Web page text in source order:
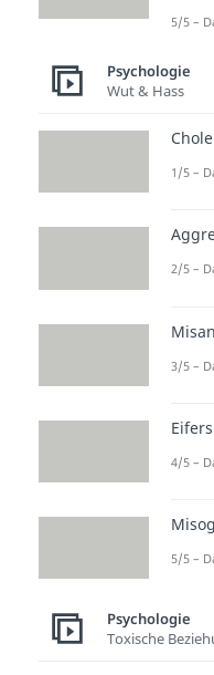
5/5 –
Psychologie
Wut & Hass
1/5 –
2/5 –
3/5 –
4/5 –
5/5 –
Psychologie
Toxische